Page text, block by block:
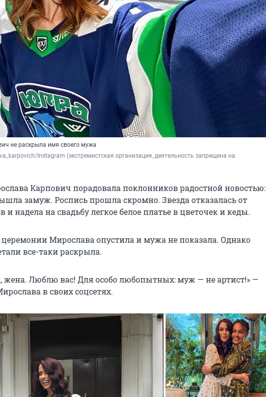
не раскрыла имя своего мужа
karpovich/Instagram (экстремистская организация, деятельность запрещена на
Карпович порадовала поклонников радостной новостью:
замуж. Роспись прошла скромно. Звезда отказалась от
и надела на свадьбу легкое белое платье в цветочек и кеды.
Мирослава опустила и мужа не показала. Однако
все-таки раскрыла.
жена. Люблю вас! Для особо любопытных: муж — не артист!» —
в своих соцсетях.